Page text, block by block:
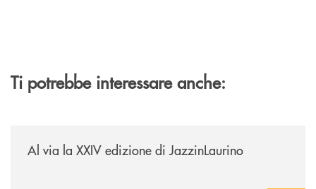
Ti potrebbe interessare anche:
Al via la XXIV edizione di JazzinLaurino